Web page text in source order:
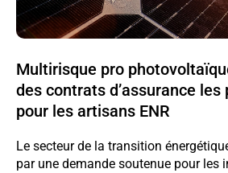
Multirisque pro
des contrats d’assurance
pour les artisans ENR
Le secteur de la transition
par une demande soutenue pour les